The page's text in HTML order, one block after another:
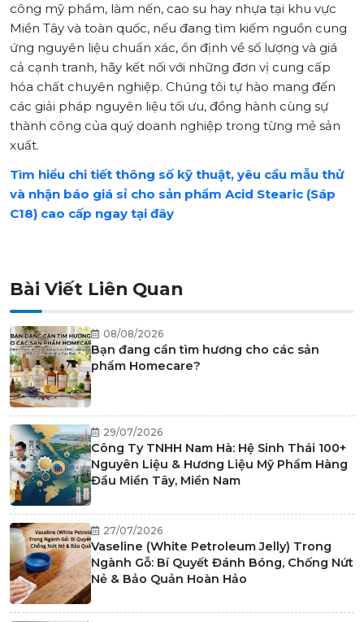
công mỹ phẩm, làm nến, cao su hay nhựa tại khu vực
Miền Tây và toàn quốc, nếu đang tìm kiếm nguồn cung
ứng nguyên liệu chuẩn xác, ổn định về số lượng và giá
cả cạnh tranh, hãy kết nối với những đơn vị cung cấp
hóa chất chuyên nghiệp. Chúng tôi tự hào mang đến
các giải pháp nguyên liệu tối ưu, đồng hành cùng sự
thành công của quý doanh nghiệp trong từng mẻ sản
xuất.
Tìm hiểu chi tiết thông số kỹ thuật, yêu cầu mẫu thử
và nhận báo giá sỉ cho sản phẩm Acid Stearic (Sáp
C18) cao cấp ngay tại đây
Bài Viết Liên Quan
08/08/2026
Bạn đang cần tìm hương cho các sản
phẩm Homecare?
29/07/2026
Công Ty TNHH Nam Hà: Hệ Sinh Thái 100+
Nguyên Liệu & Hương Liệu Mỹ Phẩm Hàng
Đầu Miền Tây, Miền Nam
27/07/2026
Vaseline (White Petroleum Jelly) Trong
Ngành Gỗ: Bí Quyết Đánh Bóng, Chống Nứt
Nẻ & Bảo Quản Hoàn Hảo